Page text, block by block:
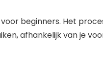
voor beginners. Het
afhankelijk van je